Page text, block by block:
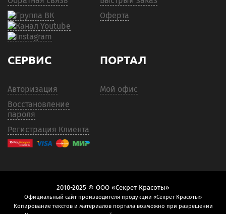
Оферта
СЕРВИС
Авторизация
Восстановление
пароля
Регистрация Клиента
ПОРТАЛ
Мой офис
2010-2025 © ООО «Секрет Красоты»
Официальный сайт производителя продукции «Секрет Красоты»
Копирование текстов и материалов портала возможно при разрешении